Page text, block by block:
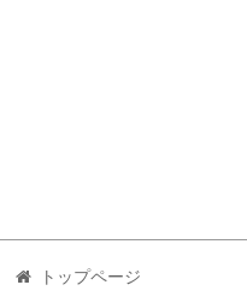
トップページ